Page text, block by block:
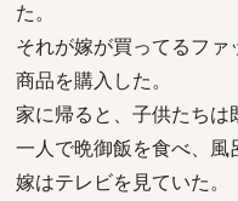
た。
それが嫁が買ってるフ
商品を購入した。
家に帰ると、子供たちは
一人で晩御飯を食べ、風
嫁はテレビを見ていた。